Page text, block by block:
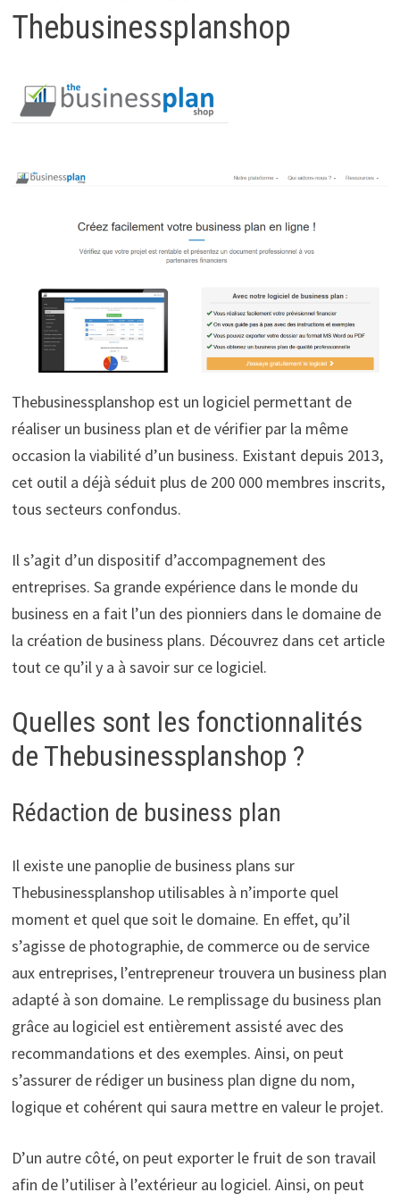
Thebusinessplanshop
Thebusinessplanshop est un logiciel permettant de
réaliser un business plan et de vérifier par la même
occasion la viabilité d’un business. Existant depuis 2013,
cet outil a déjà séduit plus de 200 000 membres inscrits,
tous secteurs confondus.
Il s’agit d’un dispositif d’accompagnement des
entreprises. Sa grande expérience dans le monde du
business en a fait l’un des pionniers dans le domaine de
la création de business plans. Découvrez dans cet article
tout ce qu’il y a à savoir sur ce logiciel.
Quelles sont les fonctionnalités
de Thebusinessplanshop ?
Rédaction de business plan
Il existe une panoplie de business plans sur
Thebusinessplanshop utilisables à n’importe quel
moment et quel que soit le domaine. En effet, qu’il
s’agisse de photographie, de commerce ou de service
aux entreprises, l’entrepreneur trouvera un business plan
adapté à son domaine. Le remplissage du business plan
grâce au logiciel est entièrement assisté avec des
recommandations et des exemples. Ainsi, on peut
s’assurer de rédiger un business plan digne du nom,
logique et cohérent qui saura mettre en valeur le projet.
D’un autre côté, on peut exporter le fruit de son travail
afin de l’utiliser à l’extérieur au logiciel. Ainsi, on peut